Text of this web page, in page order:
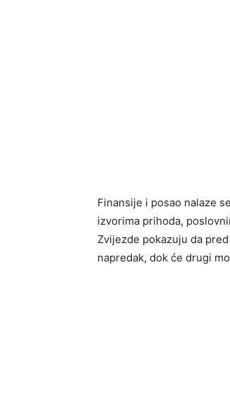
Finansije i posao nalaze
izvorima prihoda,
Zvijezde pokazuju da
napredak, dok će drugi